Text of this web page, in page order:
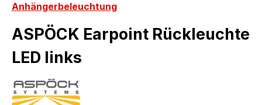
Anhängerbeleuchtung
ASPÖCK Earpoint Rückleuchte
LED links